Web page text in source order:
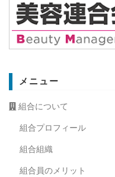
メニュー
組合について
組合プロフィール
組合組織
組合員のメリット